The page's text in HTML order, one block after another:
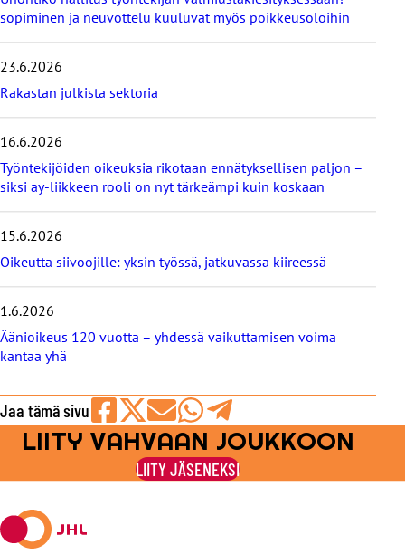
e
i
m
t
b
o
g
i
sopiminen ja neuvottelu kuuluvat myös poikkeusoloihin
23.6.2026
Rakastan julkista sektoria
16.6.2026
Työntekijöiden oikeuksia rikotaan ennätyksellisen paljon –
siksi ay-liikkeen rooli on nyt tärkeämpi kuin koskaan
15.6.2026
Oikeutta siivoojille: yksin työssä, jatkuvassa kiireessä
1.6.2026
Äänioikeus 120 vuotta – yhdessä vaikuttamisen voima
kantaa yhä
Jaa tämä sivu
Jaa
Facebookissa
Jaa
viestipalvelu
X:ssä
Jaa
sähköpostilla
Jaa
WhatsAppilla
Jaa
Telegramilla
LIITY VAHVAAN JOUKKOON
LIITY JÄSENEKSI